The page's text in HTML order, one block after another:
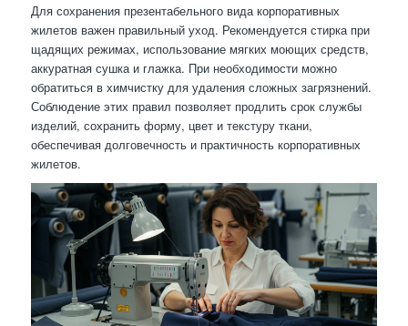
Для сохранения презентабельного вида корпоративных
жилетов важен правильный уход. Рекомендуется стирка при
щадящих режимах, использование мягких моющих средств,
аккуратная сушка и глажка. При необходимости можно
обратиться в химчистку для удаления сложных загрязнений.
Соблюдение этих правил позволяет продлить срок службы
изделий, сохранить форму, цвет и текстуру ткани,
обеспечивая долговечность и практичность корпоративных
жилетов.